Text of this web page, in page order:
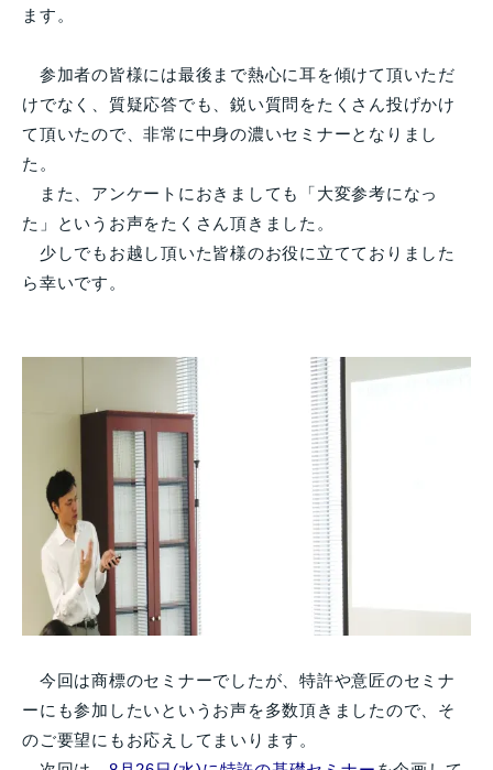
ます。
参加者の皆様には最後まで熱心に耳を傾けて頂いただ
けでなく、質疑応答でも、鋭い質問をたくさん投げかけ
て頂いたので、非常に中身の濃いセミナーとなりまし
た。
また、アンケートにおきましても「大変参考になっ
た」というお声をたくさん頂きました。
少しでもお越し頂いた皆様のお役に立てておりました
ら幸いです。
今回は商標のセミナーでしたが、特許や意匠のセミナ
ーにも参加したいというお声を多数頂きましたので、そ
のご要望にもお応えしてまいります。